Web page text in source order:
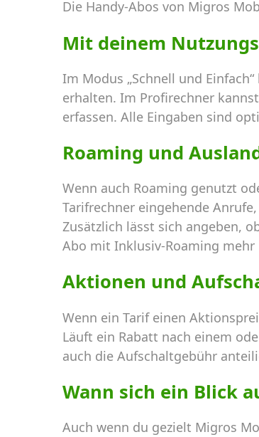
Die Handy-Abos von Migros
Mit deinem
Im Modus „Schnell und
erhalten. Im Profirechner
erfassen. Alle Eingaben sind
Roaming und
Wenn auch Roaming genutzt
Tarifrechner eingehende
Zusätzlich lässt sich angeben,
Abo mit Inklusiv-Roaming
Aktionen und
Wenn ein Tarif einen
Läuft ein Rabatt nach einem
auch die Aufschaltgebühr
Wann sich ein Blick
Auch wenn du gezielt Migros